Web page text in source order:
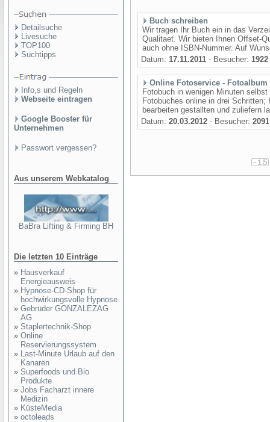
Detailsuche
Livesuche
TOP100
Suchtipps
Info,s und Regeln
Webseite eintragen
Google Booster für
Unternehmen
Passwort vergessen?
Aus unserem Webkatalog
BaBra Lifting & Firming BH
Die letzten 10 Einträge
» Hausverkauf
Energieausweis
» Hypnose-CD-Shop für
hochwirkungsvolle Hypnose
» Gebrüder GONZALEZAG
AG
» Staplertechnik-Shop
» Online
Reservierungssystem
» Last-Minute Urlaub auf den
Kanaren
» Superfoods und Bio
Produkte
» Jobs Facharzt innere
Medizin
» KüsteMedia
» octoleads
Buch schreiben
Wir tragen Ihr Buch ein in das
Qualitaet. Wir bieten Ihnen Offset-
auch ohne ISBN-Nummer. Auf
Datum: 17.11.2011 - Besucher: 1922
Online Fotoservice - Fotoalbum
Fotobuch in wenigen Minuten
Fotobuches online in drei
bearbeiten gestallten und zuliefern
Datum: 20.03.2012 - Besucher: 2091